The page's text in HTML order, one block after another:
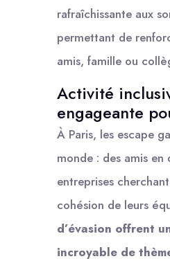
rafraîchissante aux
permettant de
amis, famille ou
Activité
engageante
À Paris, les escape
monde : des amis en
entreprises
cohésion de leurs
d’évasion offrent
incroyable de